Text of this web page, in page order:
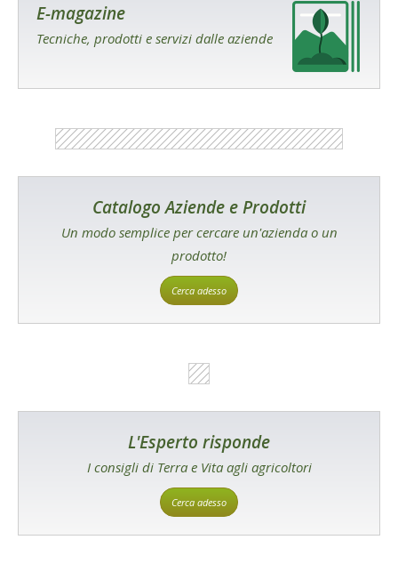
E-magazine
Tecniche, prodotti e servizi dalle aziende
Catalogo Aziende e Prodotti
Un modo semplice per cercare un'azienda o un
prodotto!
Cerca adesso
L'Esperto risponde
I consigli di Terra e Vita agli agricoltori
Cerca adesso